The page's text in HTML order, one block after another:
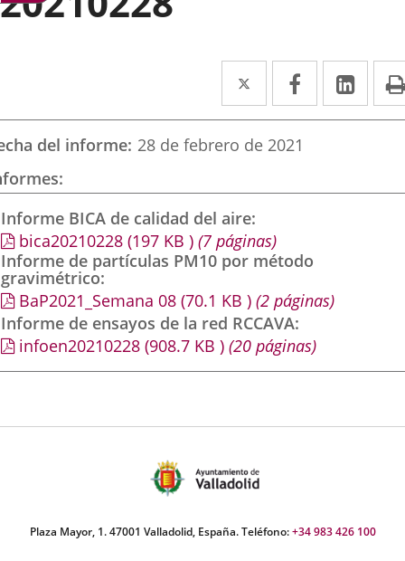
Twitter
Enlace
a
una
externa.
Facebook
Enlace
a
una
externa.
a
del informe 28 de febrero de 2021
Informe BICA de calidad del aire
bica20210228 (197 KB ) (7 páginas)
Informe de partículas PM10 por método
gravimétrico
BaP2021_Semana 08 (70.1 KB ) (2 páginas)
Informe de ensayos de la red RCCAVA
infoen20210228 (908.7 KB ) (20 páginas)
Plaza Mayor, 1. 47001 Valladolid, España. Teléfono:+34 983 426 100